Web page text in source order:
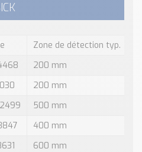
Zone de détection typ.
200 mm
200 mm
500 mm
400 mm
600 mm